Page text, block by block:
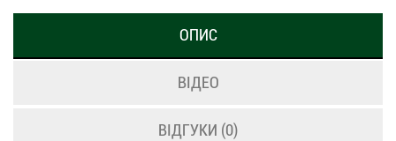
ОПИС
ВІДЕО
ВІДГУКИ (0)